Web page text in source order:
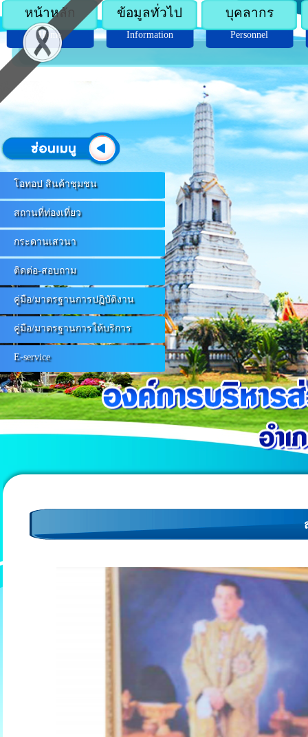
โอทอป สินค้าชุมชน
สถานที่ท่องเที่ยว
กระดานเสวนา
ติดต่อ-สอบถาม
คู่มือ/มาตรฐานการปฏิบัติงาน
คู่มือ/มาตรฐานการให้บริการ
E-service
หน้าหลัก
Home
ข้อมูลทั่วไป
Information
บุคลากร
Personnel